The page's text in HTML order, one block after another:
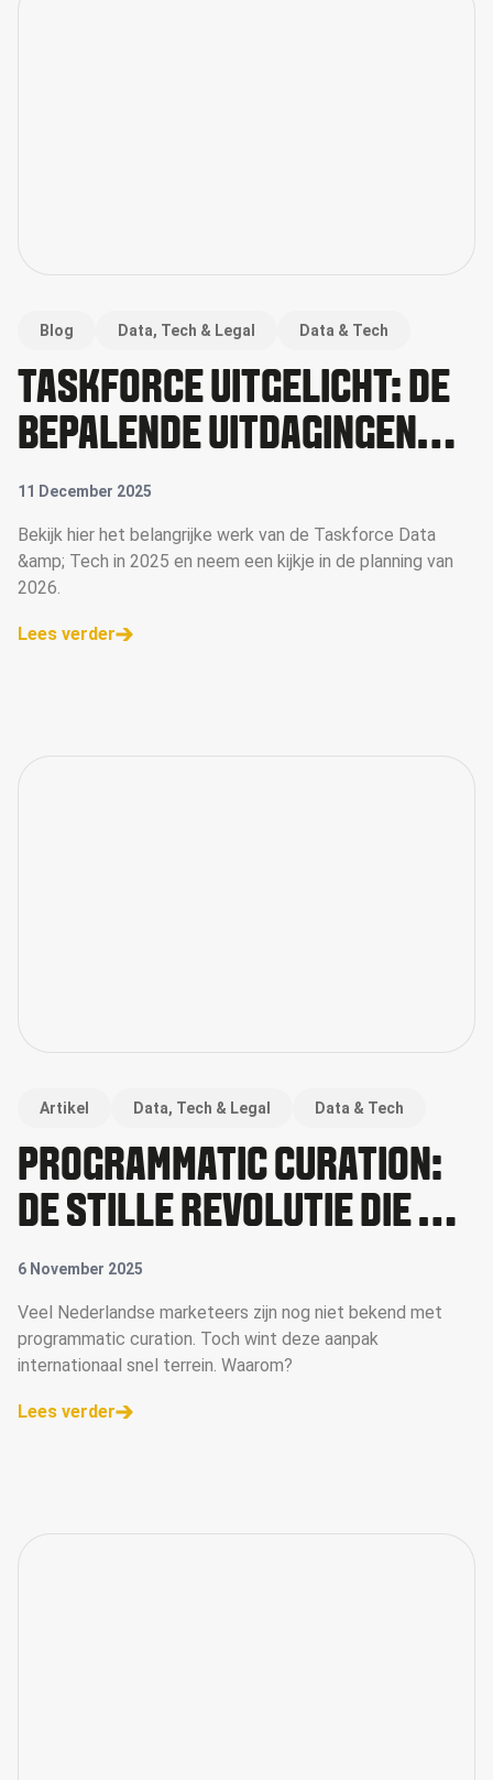
Blog Data, Tech & Legal Data & Tech
TASKFORCE UITGELICHT: DE
BEPALENDE UITDAGINGEN
VAN DATA & TECH IN 2026
11 December 2025
Bekijk hier het belangrijke werk van de Taskforce Data
&amp; Tech in 2025 en neem een kijkje in de planning van
2026.
Lees verder
Artikel Data, Tech & Legal Data & Tech
PROGRAMMATIC CURATION:
DE STILLE REVOLUTIE DIE DE
MARKT VEROVERT
6 November 2025
Veel Nederlandse marketeers zijn nog niet bekend met
programmatic curation. Toch wint deze aanpak
internationaal snel terrein. Waarom?
Lees verder